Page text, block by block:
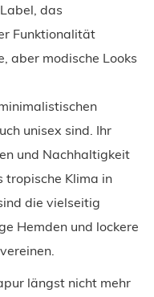
das
Funktionalität
aber modische Looks
unisex sind. Ihr
und Nachhaltigkeit
tropische Klima in
die vielseitig
Hemden und lockere
längst nicht mehr